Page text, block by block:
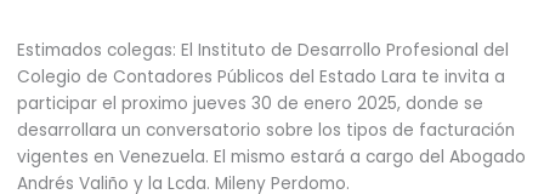
Estimados colegas: El Instituto de Desarrollo Profesional del
Colegio de Contadores Públicos del Estado Lara te invita a
participar el proximo jueves 30 de enero 2025, donde se
desarrollara un conversatorio sobre los tipos de facturación
vigentes en Venezuela. El mismo estará a cargo del Abogado
Andrés Valiño y la Lcda. Mileny Perdomo.